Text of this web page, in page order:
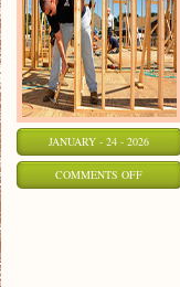
JANUARY - 24 - 2026
COMMENTS OFFON